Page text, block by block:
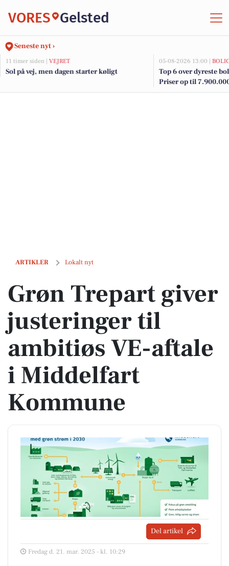
VORES Gelsted
Seneste nyt ›
11 timer siden | VEJRET
Sol på vej, men dagen starter køligt
05-08-2026 13:00 |
Top 6 over dyreste
Priser op til
ARTIKLER Lokalt nyt
Grøn Trepart giver justeringer til ambitiøs VE-aftale i Middelfart
Grøn Trepart giver
justeringer til
ambitiøs VE-aftale
i Middelfart
Kommune
Del artikel
Fredag d. 21. mar. 2025 - kl. 10:29